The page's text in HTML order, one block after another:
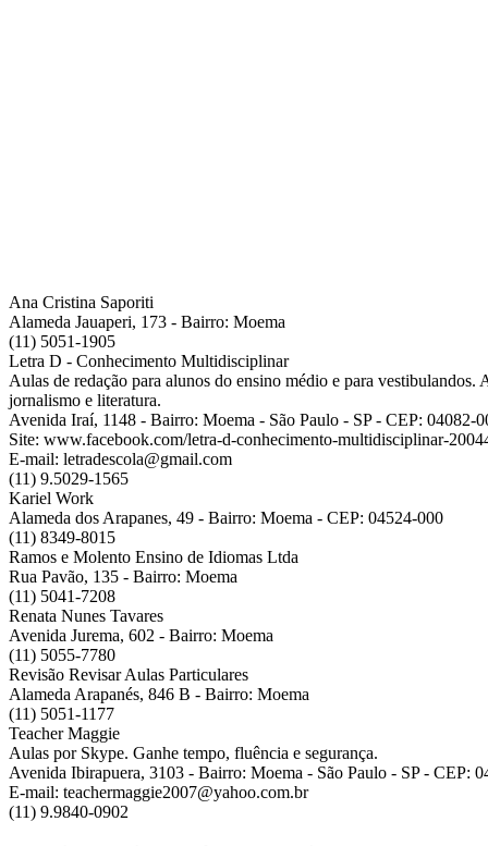
Ana Cristina Saporiti
Alameda Jauaperi, 173 - Bairro: Moema
(11) 5051-1905
Letra D - Conhecimento Multidisciplinar
Aulas de redação para alunos do ensino médio e para
jornalismo e literatura.
Avenida Iraí, 1148 - Bairro: Moema - São Paulo - SP - CEP: 04082-
Site: www.facebook.com/letra-d-conhecimento-multidisciplinar-
E-mail: letradescola@gmail.com
(11) 9.5029-1565
Kariel Work
Alameda dos Arapanes, 49 - Bairro: Moema - CEP: 04524-000
(11) 8349-8015
Ramos e Molento Ensino de Idiomas Ltda
Rua Pavão, 135 - Bairro: Moema
(11) 5041-7208
Renata Nunes Tavares
Avenida Jurema, 602 - Bairro: Moema
(11) 5055-7780
Revisão Revisar Aulas Particulares
Alameda Arapanés, 846 B - Bairro: Moema
(11) 5051-1177
Teacher Maggie
Aulas por Skype. Ganhe tempo, fluência e segurança.
Avenida Ibirapuera, 3103 - Bairro: Moema - São Paulo - SP - CEP:
E-mail: teachermaggie2007@yahoo.com.br
(11) 9.9840-0902